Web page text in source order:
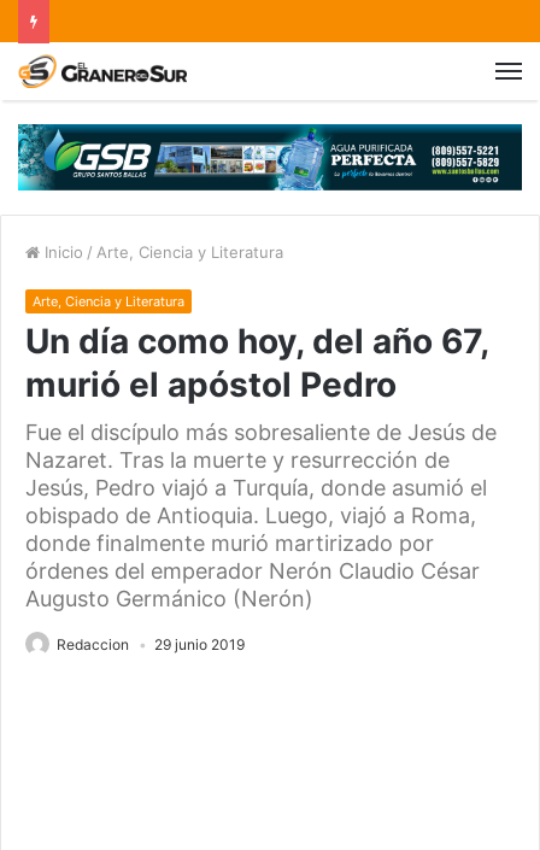
Inicio / Arte, Ciencia y Literatura
Arte, Ciencia y Literatura
Un día como hoy, del año 67,
murió el apóstol Pedro
Fue el discípulo más sobresaliente de Jesús de
Nazaret. Tras la muerte y resurrección de
Jesús, Pedro viajó a Turquía, donde asumió el
obispado de Antioquia. Luego, viajó a Roma,
donde finalmente murió martirizado por
órdenes del emperador Nerón Claudio César
Augusto Germánico (Nerón)
Redaccion 29 junio 2019